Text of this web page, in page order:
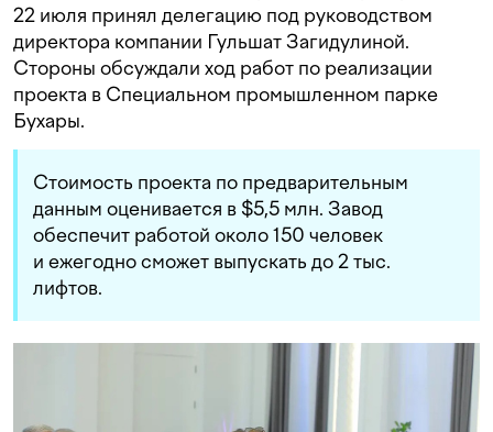
22 июля принял делегацию под руководством
директора компании Гульшат Загидулиной.
Стороны обсуждали ход работ по реализации
проекта в Специальном промышленном парке
Бухары.
Стоимость проекта по предварительным
данным оценивается в $5,5 млн. Завод
обеспечит работой около 150 человек
и ежегодно сможет выпускать до 2 тыс.
лифтов.